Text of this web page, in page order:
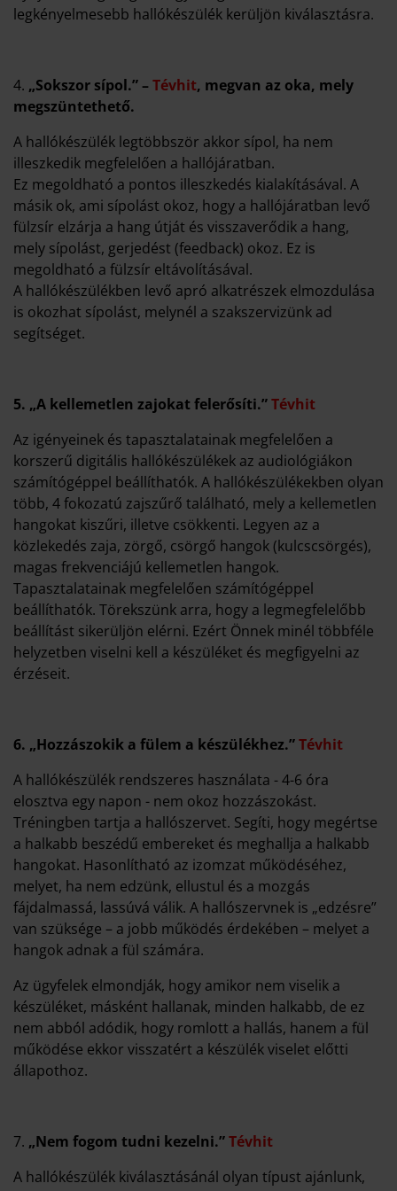
legkényelmesebb hallókészülék kerüljön kiválasztásra.
4. „Sokszor sípol.” – Tévhit, megvan az oka, mely
megszüntethető.
A hallókészülék legtöbbször akkor sípol, ha nem
illeszkedik megfelelően a hallójáratban.
Ez megoldható a pontos illeszkedés kialakításával. A
másik ok, ami sípolást okoz, hogy a hallójáratban levő
fülzsír elzárja a hang útját és visszaverődik a hang,
mely sípolást, gerjedést (feedback) okoz. Ez is
megoldható a fülzsír eltávolításával.
A hallókészülékben levő apró alkatrészek elmozdulása
is okozhat sípolást, melynél a szakszervizünk ad
segítséget.
5. „A kellemetlen zajokat felerősíti.”Tévhit
Az igényeinek és tapasztalatainak megfelelően a
korszerű digitális hallókészülékek az audiológiákon
számítógéppel beállíthatók. A hallókészülékekben olyan
több, 4 fokozatú zajszűrő található, mely a kellemetlen
hangokat kiszűri, illetve csökkenti. Legyen az a
közlekedés zaja, zörgő, csörgő hangok (kulcscsörgés),
magas frekvenciájú kellemetlen hangok.
Tapasztalatainak megfelelően számítógéppel
beállíthatók. Törekszünk arra, hogy a legmegfelelőbb
beállítást sikerüljön elérni. Ezért Önnek minél többféle
helyzetben viselni kell a készüléket és megfigyelni az
érzéseit.
6. „Hozzászokik a fülem a készülékhez.”Tévhit
A hallókészülék rendszeres használata - 4-6 óra
elosztva egy napon - nem okoz hozzászokást.
Tréningben tartja a hallószervet. Segíti, hogy megértse
a halkabb beszédű embereket és meghallja a halkabb
hangokat. Hasonlítható az izomzat működéséhez,
melyet, ha nem edzünk, ellustul és a mozgás
fájdalmassá, lassúvá válik. A hallószervnek is „edzésre”
van szüksége – a jobb működés érdekében – melyet a
hangok adnak a fül számára.
Az ügyfelek elmondják, hogy amikor nem viselik a
készüléket, másként hallanak, minden halkabb, de ez
nem abból adódik, hogy romlott a hallás, hanem a fül
működése ekkor visszatért a készülék viselet előtti
állapothoz.
7. „Nem fogom tudni kezelni.”Tévhit
A hallókészülék kiválasztásánál olyan típust ajánlunk,